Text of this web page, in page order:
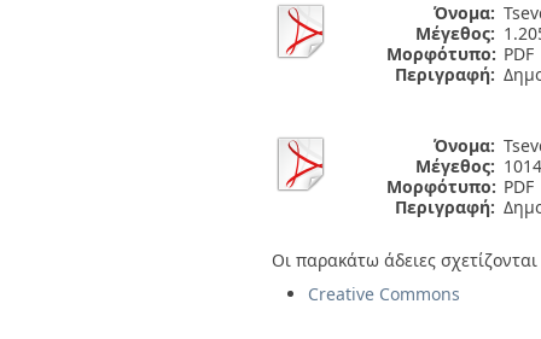
Όνομα:
Μέγεθος:
Μορφότυπο: PDF
Περιγραφή:
Όνομα:
Μέγεθος:
Μορφότυπο: PDF
Περιγραφή:
Οι παρακάτω άδειες
Creative Commons